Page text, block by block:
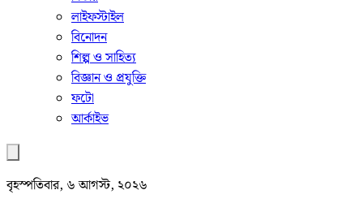
লাইফস্টাইল
বিনোদন
শিল্প ও সাহিত্য
বিজ্ঞান ও প্রযুক্তি
ফটো
আর্কাইভ
বৃহস্পতিবার, ৬ আগস্ট, ২০২৬